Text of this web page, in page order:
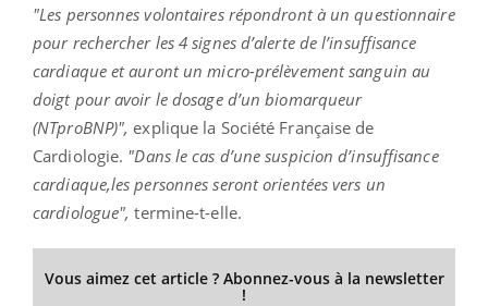
"Les personnes volontaires répondront à un questionnaire
pour rechercher les 4 signes d’alerte de l’insuffisance
cardiaque et auront un micro-prélèvement sanguin au
doigt pour avoir le dosage d’un biomarqueur
(NTproBNP)", explique la Société Française de
Cardiologie. "Dans le cas d’une suspicion d’insuffisance
cardiaque,les personnes seront orientées vers un
cardiologue", termine-t-elle.
Vous aimez cet article ? Abonnez-vous à la newsletter
!